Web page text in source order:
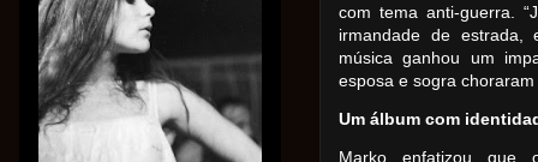
com tema anti-guerra.
irmandade de estrada,
música ganhou um
esposa e sogra
Um álbum com
Marko enfatizou que